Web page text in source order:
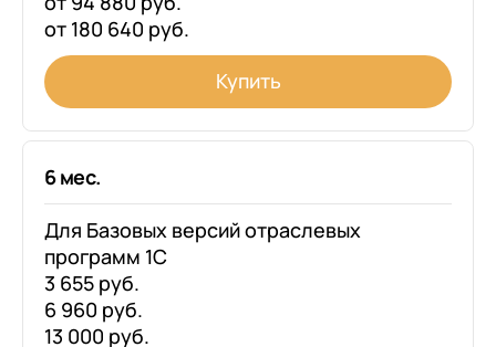
от 180 640 руб.
Купить
6 мес.
Для Базовых версий отраслевых
программ 1С
3 655 руб.
6 960 руб.
13 000 руб.